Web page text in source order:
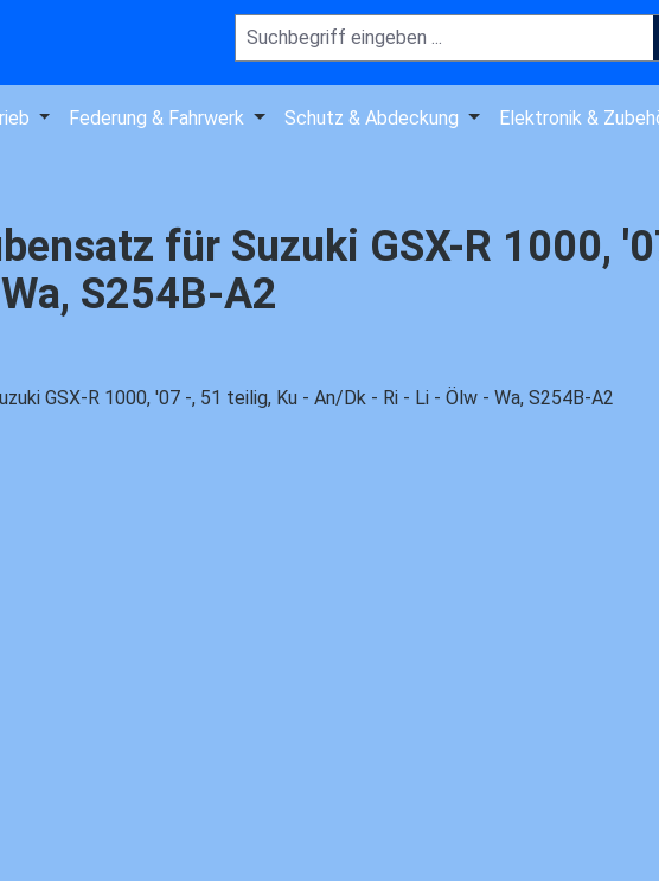
Federung & Fahrwerk Schutz & Abdeckung Elektronik &
für Suzuki GSX-R 1000,
S254B-A2